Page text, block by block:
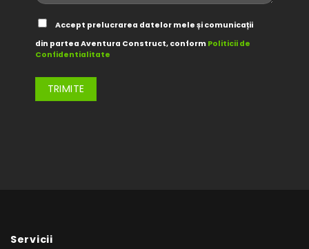
Accept prelucrarea datelor mele și comunicații
din partea Aventura Construct, conform Politicii de
Confidentialitate
Servicii